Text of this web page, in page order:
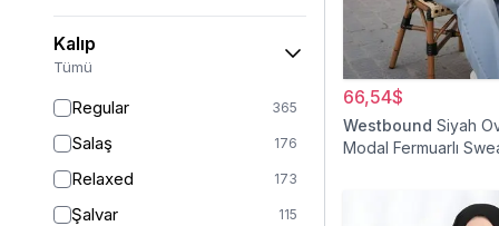
Kalıp
Tümü
Regular 365
Salaş 176
Relaxed 173
Şalvar 115
66,54$
Westbound Siyah
Modal Fermuarlı